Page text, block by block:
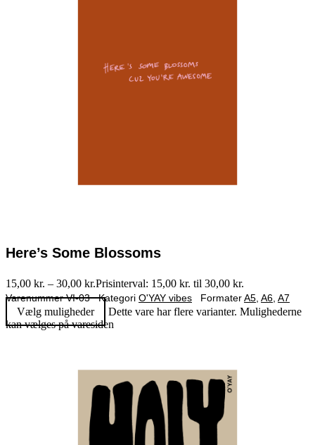
Here’s Some Blossoms
15,00 kr. – 30,00 kr.Prisinterval: 15,00 kr. til 30,00 kr.
VarenummerVI-03 Kategori O'YAY vibes FormaterA5 A6 A7
Vælg muligheder
Dette vare har flere varianter. Mulighederne
kan vælges på varesiden